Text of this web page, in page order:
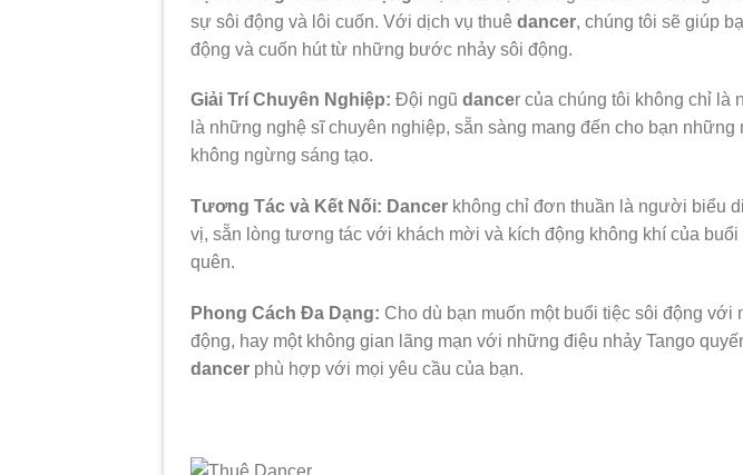
sự sôi động và lôi cuốn. Với dịch vụ thuê dancer, chúng tôi sẽ giúp
động và cuốn hút từ những bước nhảy sôi động.
Giải Trí Chuyên Nghiệp: Đội ngũ dancer của chúng tôi không chỉ là
là những nghệ sĩ chuyên nghiệp, sẵn sàng mang đến cho bạn những
không ngừng sáng tạo.
Tương Tác và Kết Nối: Dancer không chỉ đơn thuần là người biểu
vị, sẵn lòng tương tác với khách mời và kích động không khí của
quên.
Phong Cách Đa Dạng: Cho dù bạn muốn một buổi tiệc sôi động
động, hay một không gian lãng mạn với những điệu nhảy Tango
dancer phù hợp với mọi yêu cầu của bạn.